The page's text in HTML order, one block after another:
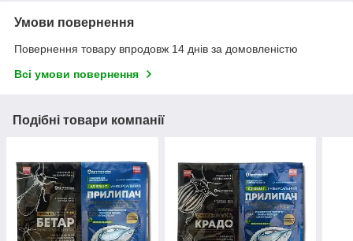
Умови повернення
Повернення товару впродовж 14 днів за домовленістю
Всі умови повернення
Подібні товари компанії